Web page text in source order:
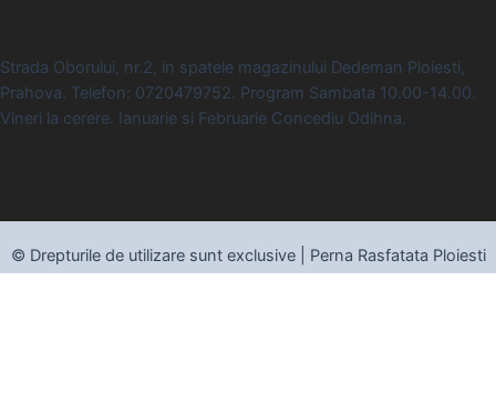
Strada Oborului, nr.2, in spatele magazinului Dedeman Ploiesti,
Prahova. Telefon: 0720479752. Program Sambata 10.00-14.00.
Vineri la cerere. Ianuarie si Februarie Concediu Odihna.
© Drepturile de utilizare sunt exclusive | Perna Rasfatata Ploiesti